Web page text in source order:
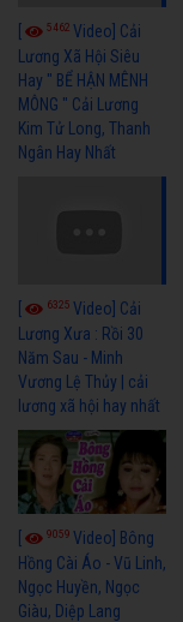
5462 Video] Cải
Lương Xã Hội Siêu
Hay " BỂ HẬN MÊNH
MÔNG " Cải Lương
Kim Tử Long, Thanh
Ngân Hay Nhất
6325 Video] Cải
Lương Xưa : Rồi 30
Năm Sau - Minh
Vương Lệ Thủy | cải
lương xã hội hay nhất
9059 Video] Bông
Hồng Cài Áo - Vũ Linh,
Ngọc Huyền, Ngọc
Giàu, Diệp Lang